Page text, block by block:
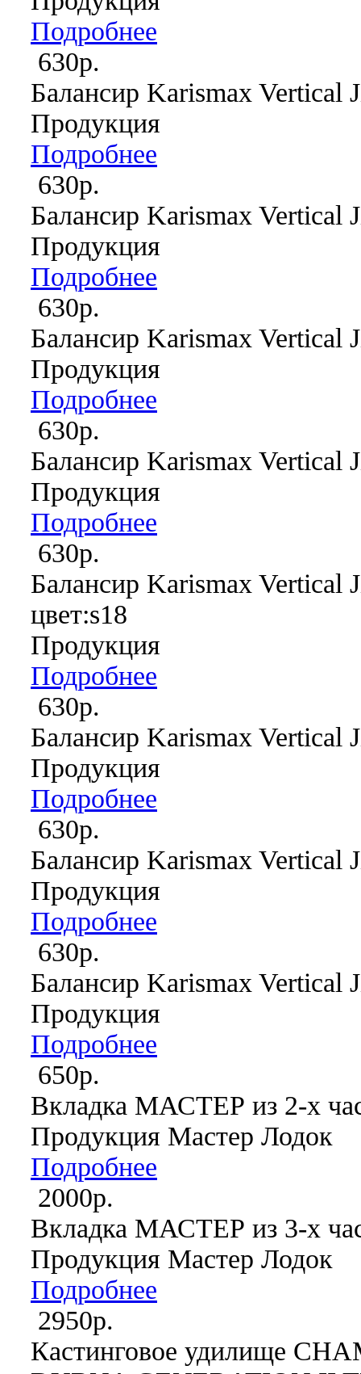
Подробнее
630р.
Балансир Karismax Vertical
Продукция
Подробнее
630р.
Балансир Karismax Vertical
Продукция
Подробнее
630р.
Балансир Karismax Vertical
Продукция
Подробнее
630р.
Балансир Karismax Vertical
Продукция
Подробнее
630р.
Балансир Karismax Vertical
цвет:s18
Продукция
Подробнее
630р.
Балансир Karismax Vertical
Продукция
Подробнее
630р.
Балансир Karismax Vertical
Продукция
Подробнее
630р.
Балансир Karismax Vertical
Продукция
Подробнее
650р.
Вкладка МАСТЕР из 2-х
Продукция Мастер Лодок
Подробнее
2000р.
Вкладка МАСТЕР из 3-х
Продукция Мастер Лодок
Подробнее
2950р.
Кастинговое удилище